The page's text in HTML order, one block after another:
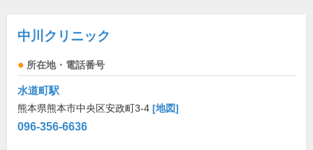
中川クリニック
所在地・電話番号
水道町駅
熊本県熊本市中央区安政町3-4 [地図]
096-356-6636